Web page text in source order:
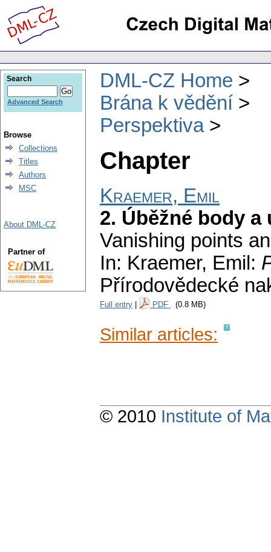
DML-CZ Home
Brána k vědění
Perspektiva
Chapter
Kraemer, Emil
2. Úběžné body
Vanishing points
In: Kraemer, Emil:
Přírodovědecké
Full entry PDF (0.8 MB)
Similar articles:
Search
Advanced Search
Browse
Collections
Titles
Authors
MSC
About DML-CZ
Partner of
© 2010 Institute of